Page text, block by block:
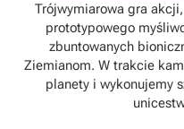
Trójwymiarowa gra
prototypowego
zbuntowanych
Ziemianom. W trakcie
planety i wykonujemy